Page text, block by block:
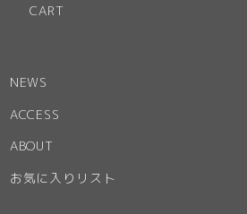
CART
NEWS
ACCESS
ABOUT
お気に入りリスト